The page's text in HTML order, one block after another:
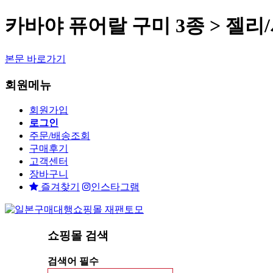
카바야 퓨어랄 구미 3종 > 젤리
본문 바로가기
회원메뉴
회원가입
로그인
주문/배송조회
구매후기
고객센터
장바구니
즐겨찾기
인스타그램
쇼핑몰 검색
검색어 필수